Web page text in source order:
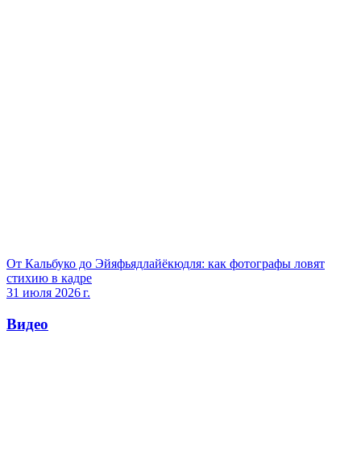
От Кальбуко до Эйяфьядлайёкюдля: как фотографы ловят
стихию в кадре
31 июля 2026 г.
Видео